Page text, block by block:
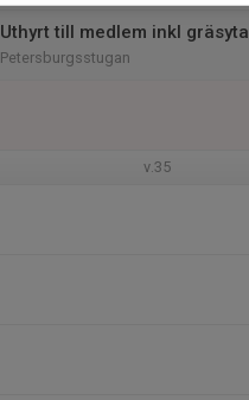
Uthyrt till medlem inkl gräsyta
Petersburgsstugan
v.35